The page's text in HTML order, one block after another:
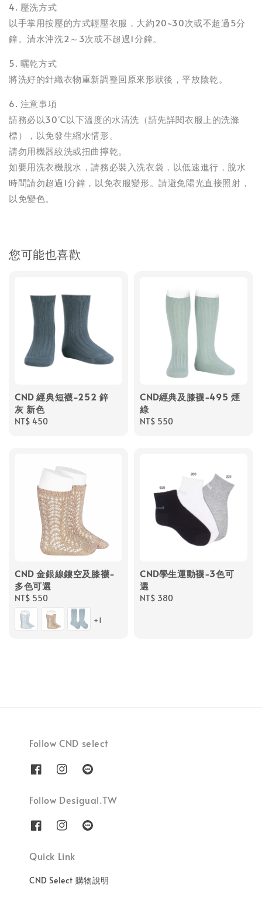
4. 壓洗方式
以手掌用按壓的方式輕壓衣服，大約20~30次或不超過5分
鐘。清水沖洗2～3次或不超過1分鐘。
5. 曬乾方式
將洗好的針織衣物重新調整回原來形狀後，平放陰乾。
6. 注意事項
請務必以30℃以下溫度的水清洗（請先詳閱衣服上的洗滌
標），以免發生縮水情形。
請勿用機器絞洗或扭曲擰乾。
如要用洗衣機脫水，請務必裝入洗衣袋，以低速進行，脫水
時間請勿超過1分鐘，以免衣服變形。請避免陽光直接照射，
以免變色。
您可能也喜歡
CND 經典短襪-252 鋅
灰 新色
Regular
NT$ 450
CND經典及膝襪-495 煙
綠
Regular
NT$ 550
CND 金銀線鏤空及膝襪-
多色可選
Regular
price
NT$ 550
+1
CND學生運動襪-3色可
選
Regular
NT$ 380
Follow CND select
Follow Desigual.TW
Quick Link
CND Select 購物說明